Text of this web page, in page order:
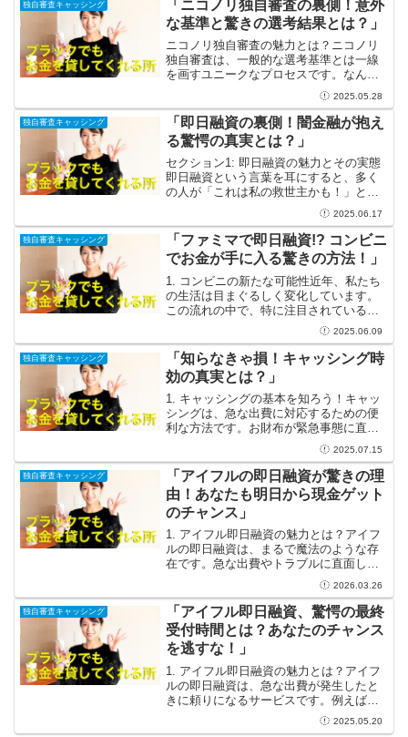
独自審査キャッシング
「ニコノリ独自審査の裏側！意外
な基準と驚きの選考結果とは？」
ニコノリ独自審査の魅力とは？ニコノリ
独自審査は、一般的な選考基準とは一線
を画すユニークなプロセスです。なん
と、ここではスキルや経歴だけではな
く、「個性」が重視されるのです！自分
らしさを大切にし、多様な才能が評価さ
れることで、普通の枠に収まら...
2025.05.28
独自審査キャッシング
「即日融資の裏側！闇金融が抱え
る驚愕の真実とは？」
セクション1: 即日融資の魅力とその実態
即日融資という言葉を耳にすると、多く
の人が「これは私の救世主かも！」と感
じるでしょう。緊急な出費が発生したと
き、すぐにお金が手に入る即日融資は衣
服の裾を引くように皆を導いてくれま
す。手続きもシンプルで...
2025.06.17
独自審査キャッシング
「ファミマで即日融資!? コンビニ
でお金が手に入る驚きの方法！」
1. コンビニの新たな可能性近年、私たち
の生活は目まぐるしく変化しています。
この流れの中で、特に注目されているの
がコンビニエンスストアの進化です。も
ともと小さな買い物をするための便利な
場所として存在していましたが、今や私
たちの生活に欠かせな...
2025.06.09
独自審査キャッシング
「知らなきゃ損！キャッシング時
効の真実とは？」
1. キャッシングの基本を知ろう！キャッ
シングは、急な出費に対応するための便
利な方法です。お財布が緊急事態に直面
したとき、金融機関から短期間でお金を
借りることができるのです。しかし、そ
の便利さの裏には、注意すべきルールや
条件がたくさん存在し...
2025.07.15
独自審査キャッシング
「アイフルの即日融資が驚きの理
由！あなたも明日から現金ゲット
のチャンス」
1. アイフル即日融資の魅力とは？アイフ
ルの即日融資は、まるで魔法のような存
在です。急な出費やトラブルに直面した
とき、すぐにお金が必要になることがあ
ります。そんなとき、アイフルを利用す
れば、あなたの救世主になること間違い
なし！審査が迅速で、...
2026.03.26
独自審査キャッシング
「アイフル即日融資、驚愕の最終
受付時間とは？あなたのチャンス
を逃すな！」
1. アイフル即日融資の魅力とは？アイフ
ルの即日融資は、急な出費が発生したと
きに頼りになるサービスです。例えば、
急な医療費や、友人との旅行計画中に出
てきた思いがけない支出など、生活の中
2025.05.20